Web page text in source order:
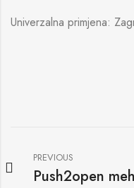
Univerzalna primjena:
PREVIOUS
Push2open